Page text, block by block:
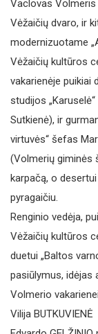
Vaclovas Volmeris
Vėžaičių dvaro, ir
modernizuotame
Vėžaičių kultūros
vakarienėje puikiai
studijos
Sutkienė), ir
virtuvės“ šefas
(Volmerių giminės
karpačą, o
pyragaičiu.
Renginio vedėja,
Vėžaičių kultūros
duetui „Baltos
pasiūlymus, idėjas
Volmerio
Vilija BUTKUVIENĖ